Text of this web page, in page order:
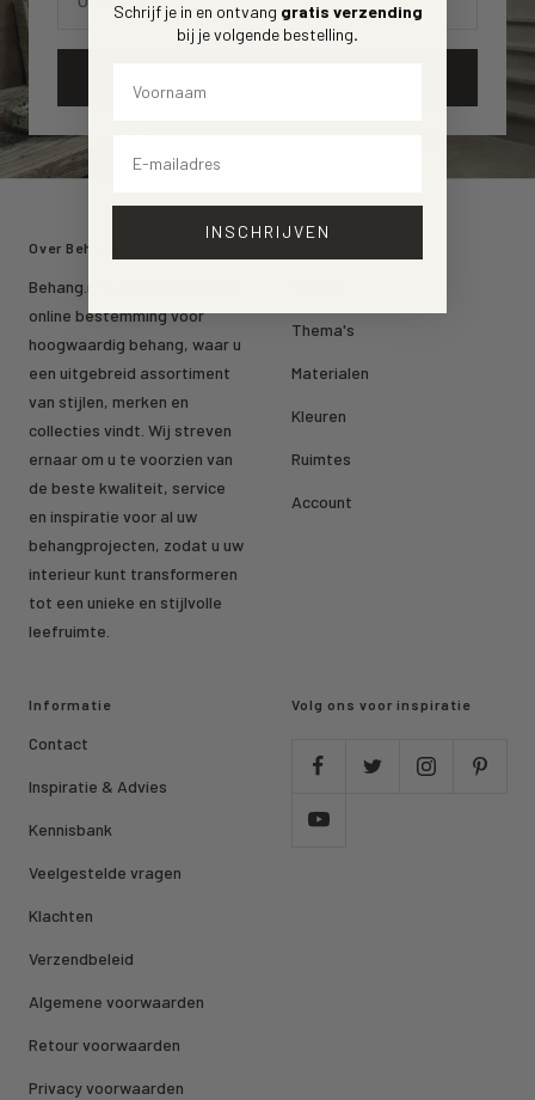
Over Behang.nl
Behang.nl is uw betrouwbare
online bestemming voor
hoogwaardig behang, waar u
een uitgebreid assortiment
van stijlen, merken en
collecties vindt. Wij streven
ernaar om u te voorzien van
de beste kwaliteit, service
en inspiratie voor al uw
behangprojecten, zodat u uw
interieur kunt transformeren
tot een unieke en stijlvolle
leefruimte.
Thema's
Materialen
Kleuren
Ruimtes
Account
Informatie
Contact
Inspiratie & Advies
Kennisbank
Veelgestelde vragen
Klachten
Verzendbeleid
Algemene voorwaarden
Retour voorwaarden
Privacy voorwaarden
Volg ons voor inspiratie
Schrijf je in en ontvang gratis verzending
bij je volgende bestelling.
INSCHRIJVEN